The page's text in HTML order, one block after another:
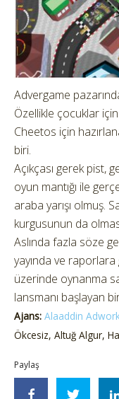
Advergame
Özellikle çocuklar
Cheetos için
biri.
Açıkçası gerek pist,
oyun mantığı ile
araba yarışı olmuş.
kurgusunun da
Aslında fazla söze
yayında ve raporlara
üzerinde oynanma
lansmanı başlayan
Ajans: Alaaddin
Ökcesiz, Altuğ Algur,
Paylaş